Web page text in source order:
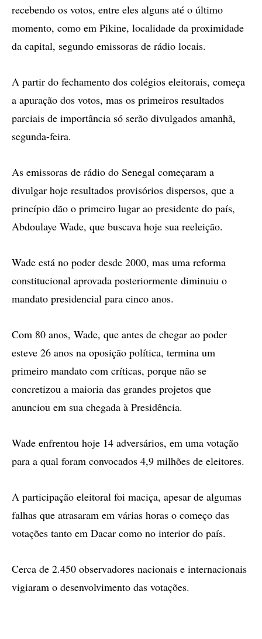
recebendo os votos, entre eles alguns até o último
momento, como em Pikine, localidade da proximidade
da capital, segundo emissoras de rádio locais.
A partir do fechamento dos colégios eleitorais, começa
a apuração dos votos, mas os primeiros resultados
parciais de importância só serão divulgados amanhã,
segunda-feira.
As emissoras de rádio do Senegal começaram a
divulgar hoje resultados provisórios dispersos, que a
princípio dão o primeiro lugar ao presidente do país,
Abdoulaye Wade, que buscava hoje sua reeleição.
Wade está no poder desde 2000, mas uma reforma
constitucional aprovada posteriormente diminuiu o
mandato presidencial para cinco anos.
Com 80 anos, Wade, que antes de chegar ao poder
esteve 26 anos na oposição política, termina um
primeiro mandato com críticas, porque não se
concretizou a maioria das grandes projetos que
anunciou em sua chegada à Presidência.
Wade enfrentou hoje 14 adversários, em uma votação
para a qual foram convocados 4,9 milhões de eleitores.
A participação eleitoral foi maciça, apesar de algumas
falhas que atrasaram em várias horas o começo das
votações tanto em Dacar como no interior do país.
Cerca de 2.450 observadores nacionais e internacionais
vigiaram o desenvolvimento das votações.